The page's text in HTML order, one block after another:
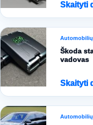
Skaityti
Škoda
vadovas
Skaityti